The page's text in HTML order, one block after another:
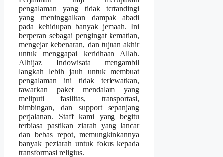
pengalaman yang tidak tertandingi
yang meninggalkan dampak abadi
pada kehidupan banyak jemaah. Ini
berperan sebagai pengingat kematian,
mengejar kebenaran, dan tujuan akhir
untuk menggapai keridhaan Allah.
Alhijaz Indowisata mengambil
langkah lebih jauh untuk membuat
pengalaman ini tidak terlewatkan,
tawarkan paket mendalam yang
meliputi fasilitas, transportasi,
bimbingan, dan support sepanjang
perjalanan. Staff kami yang begitu
terbiasa pastikan ziarah yang lancar
dan bebas repot, memungkinkannya
banyak peziarah untuk fokus kepada
transformasi religius.